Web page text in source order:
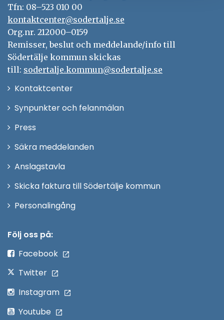
Tfn: 08–523 010 00
kontaktcenter@sodertalje.se
Org.nr. 212000–0159
Remisser, beslut och meddelande/info till
Södertälje kommun skickas
till: sodertalje.kommun@sodertalje.se
KontaktcenterÖppna
Synpunkter och felanmälan
Press
fönster
Säkra meddelanden
Anslagstavla
Skicka faktura till Södertälje kommun
PersonalingångÖppna
Följ oss på:
Facebook
Twitter
Instagram
Youtube